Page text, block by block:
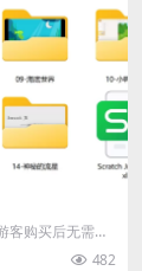
客购买后无需登
482